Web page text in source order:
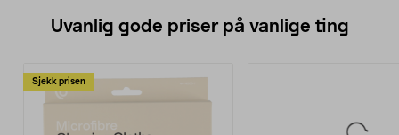
Uvanlig gode priser på vanlige ting
Sjekk prisen